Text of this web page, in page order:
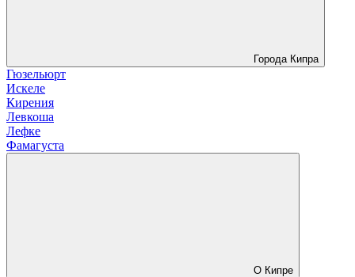
Города Кипра
Гюзельюрт
Искеле
Кирения
Левкоша
Лефке
Фамагуста
О Кипре